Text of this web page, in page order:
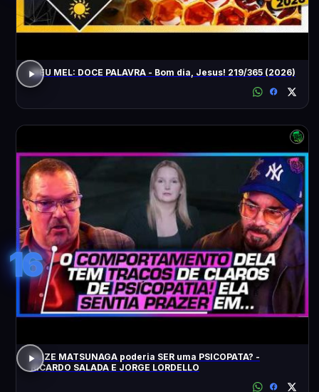
MEU MEL: DOCE PALAVRA - Bom dia, Jesus! 219/365 (2026)
16
ELIZE MATSUNAGA poderia SER uma PSICOPATA? -
RICARDO SALADA E JORGE LORDELLO